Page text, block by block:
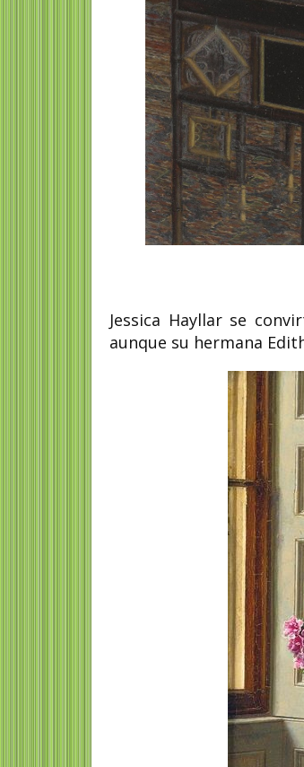
Jessica Hayllar se
aunque su hermana